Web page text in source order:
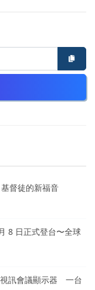
督徒的新福音
8 日正式登台〜全球
訊會議顯示器 一台